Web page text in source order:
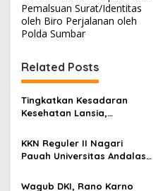
i
g
a
s
i
p
o
s
Pemalsuan Surat/Identitas
oleh Biro Perjalanan oleh
Polda Sumbar
Related Posts
Tingkatkan Kesadaran
Kesehatan Lansia,
Andalas Reguler II Gelar
Edukasi Bahaya Hipertensi
KKN Reguler II Nagari
Pauah Universitas Andalas
Pasaman, Matangkan
Wagub DKI, Rano Karno